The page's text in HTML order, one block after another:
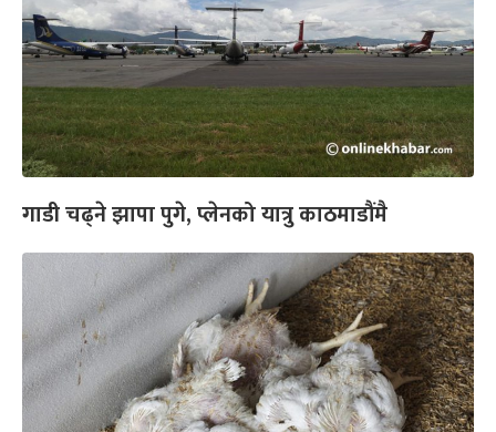
गाडी चढ्ने झापा पुगे, प्लेनको यात्रु काठमाडौंमै